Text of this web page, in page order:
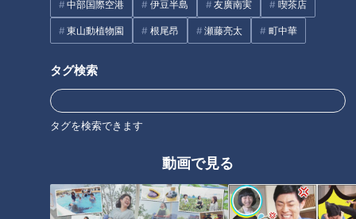
中部国際空港 伊豆半島 友廣南実 喫茶店
東山動植物園 根尾昂 瀬藤亮太 町中華
タグ検索
タグを検索できます
動画で見る
オススメ関連コンテンツ
【11人大家族の年末大掃除③】
り！？